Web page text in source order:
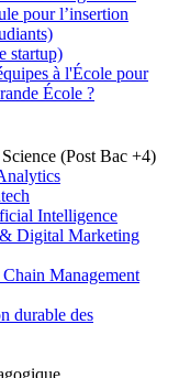
pour l’insertion
startup)
à l'École pour
École ?
(Post Bac +4)
Intelligence
Digital Marketing
Management
durable des